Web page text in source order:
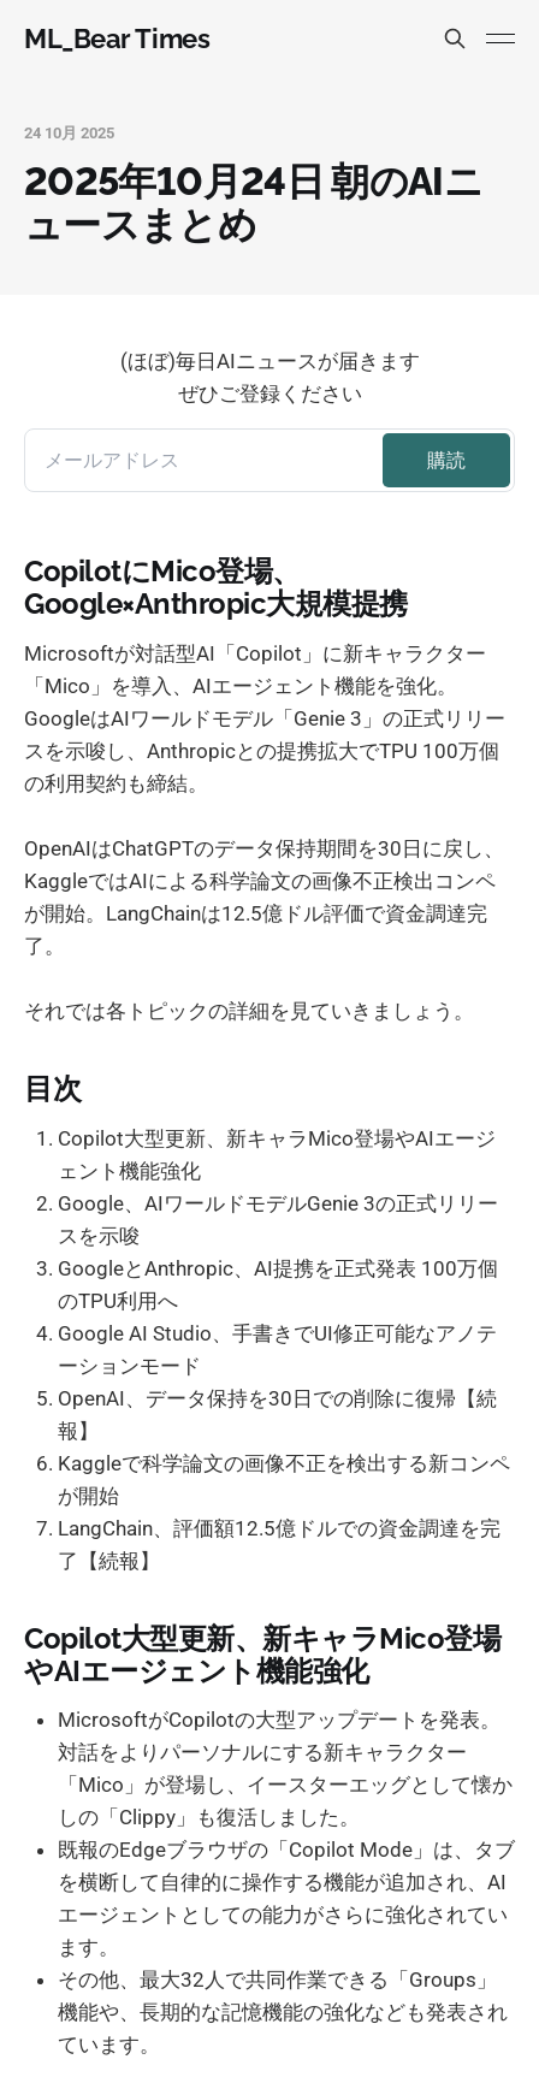
ML_Bear Times
24 10月 2025
2025年10月24日 朝のAIニ
ュースまとめ
(ほぼ)毎日AIニュースが届きます
ぜひご登録ください
CopilotにMico登場、
Google×Anthropic大規模提携
Microsoftが対話型AI「Copilot」に新キャラクター
「Mico」を導入、AIエージェント機能を強化。
GoogleはAIワールドモデル「Genie 3」の正式リリー
スを示唆し、Anthropicとの提携拡大でTPU 100万個
の利用契約も締結。
OpenAIはChatGPTのデータ保持期間を30日に戻し、
KaggleではAIによる科学論文の画像不正検出コンペ
が開始。LangChainは12.5億ドル評価で資金調達完
了。
それでは各トピックの詳細を見ていきましょう。
目次
Copilot大型更新、新キャラMico登場やAIエージ
ェント機能強化
Google、AIワールドモデルGenie 3の正式リリー
スを示唆
GoogleとAnthropic、AI提携を正式発表 100万個
のTPU利用へ
Google AI Studio、手書きでUI修正可能なアノテ
ーションモード
OpenAI、データ保持を30日での削除に復帰【続
報】
Kaggleで科学論文の画像不正を検出する新コンペ
が開始
LangChain、評価額12.5億ドルでの資金調達を完
了【続報】
Copilot大型更新、新キャラMico登場
やAIエージェント機能強化
MicrosoftがCopilotの大型アップデートを発表。
対話をよりパーソナルにする新キャラクター
「Mico」が登場し、イースターエッグとして懐か
しの「Clippy」も復活しました。
既報のEdgeブラウザの「Copilot Mode」は、タブ
を横断して自律的に操作する機能が追加され、AI
エージェントとしての能力がさらに強化されてい
ます。
その他、最大32人で共同作業できる「Groups」
機能や、長期的な記憶機能の強化なども発表され
ています。